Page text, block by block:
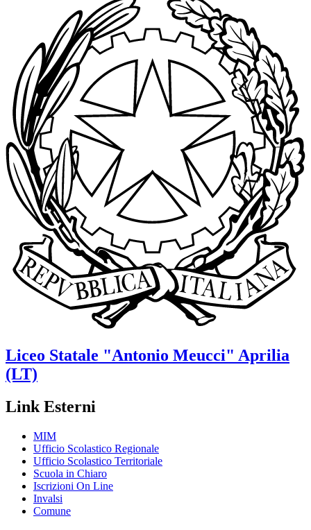
Liceo Statale "Antonio Meucci" Aprilia
(LT)
Link Esterni
MIM
Ufficio Scolastico Regionale
Ufficio Scolastico Territoriale
Scuola in Chiaro
Iscrizioni On Line
Invalsi
Comune